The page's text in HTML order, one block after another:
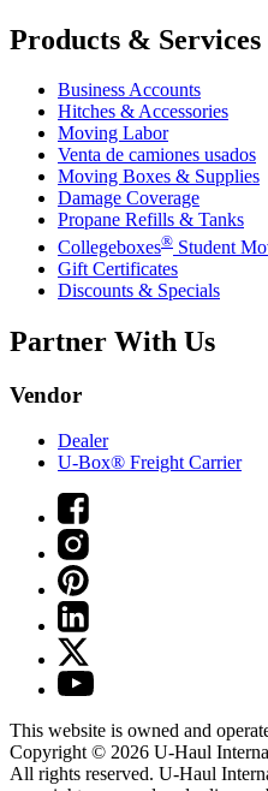
Products & Services
Business Accounts
Hitches & Accessories
Moving Labor
Venta de camiones usados
Moving Boxes & Supplies
Damage Coverage
Propane Refills & Tanks
Collegeboxes® Student
Gift Certificates
Discounts & Specials
Partner With Us
Vendor
Dealer
U-Box® Freight Carrier
This website is owned and
Copyright © 2026 U-Haul
All rights reserved. U-Haul